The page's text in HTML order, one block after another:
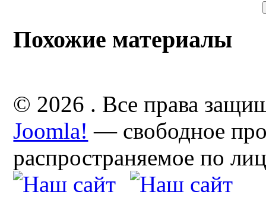
Похожие материалы
© 2026 . Все права
Joomla! — свободное
распространяемое по